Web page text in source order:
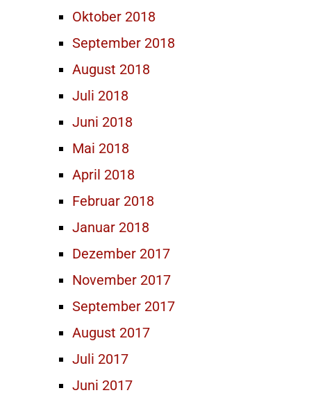
Oktober 2018
September 2018
August 2018
Juli 2018
Juni 2018
Mai 2018
April 2018
Februar 2018
Januar 2018
Dezember 2017
November 2017
September 2017
August 2017
Juli 2017
Juni 2017